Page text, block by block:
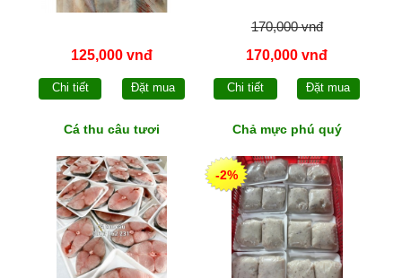
125,000 vnđ
Chi tiết Đặt mua
170,000 vnđ
170,000 vnđ
Chi tiết Đặt mua
Cá thu câu tươi Chả mực phú quý
-2%